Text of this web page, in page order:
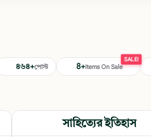
৪৬৪+পোস্ট Items On Sale
SALE!
সাহিত্যের ইতিহাস